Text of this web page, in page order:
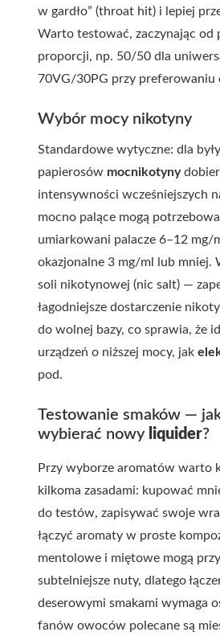
w gardło” (throat hit) i lepiej
Warto testować, zaczynając od
proporcji, np. 50/50 dla
70VG/30PG przy preferowaniu
Wybór mocy nikotyny
Standardowe wytyczne: dla
papierosów mocnikotyny
intensywności wcześniejszych
mocno palące mogą
umiarkowani palacze 6–12 mg/
okazjonalne 3 mg/ml lub mniej.
soli nikotynowej (nic salt) —
łagodniejsze dostarczenie
do wolnej bazy, co sprawia, że
urządzeń o niższej mocy, jak
pod.
Testowanie smaków —
wybierać nowy liquider?
Przy wyborze aromatów warto
kilkoma zasadami: kupować
do testów, zapisywać swoje
łączyć aromaty w proste
mentolowe i miętowe mogą
subtelniejsze nuty, dlatego
deserowymi smakami wymaga
fanów owoców polecane są